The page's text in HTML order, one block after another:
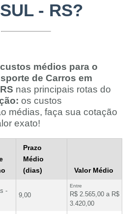
- RS?
custos médios para o
de Carros em
nas principais rotas do
os custos
médias, faça sua cotação
exato!
Prazo
Médio
(dias)
Valor Médio
-
9,00
Entre
R$ 2.565,00 a R$
3.420,00